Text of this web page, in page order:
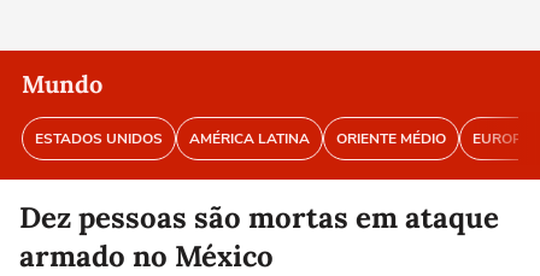
Mundo
ESTADOS UNIDOS AMÉRICA LATINA ORIENTE MÉDIO EUROPA
Dez pessoas são mortas em ataque
armado no México